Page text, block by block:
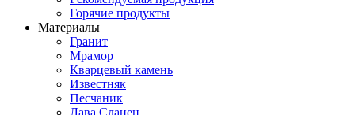
Горячие продукты
Материалы
Гранит
Мрамор
Кварцевый камень
Известняк
Песчаник
Лава Сланец